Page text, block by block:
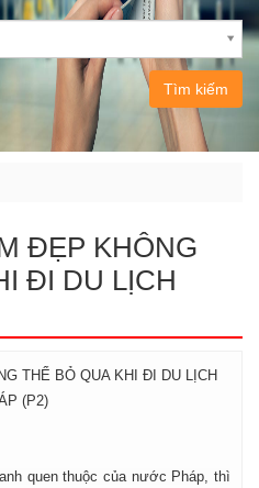
Tìm kiếm
ĐẸP KHÔNG
ĐI DU LỊCH
THỂ BỎ QUA KHI ĐI DU LỊCH
(P2)
quen thuộc của nước Pháp, thì